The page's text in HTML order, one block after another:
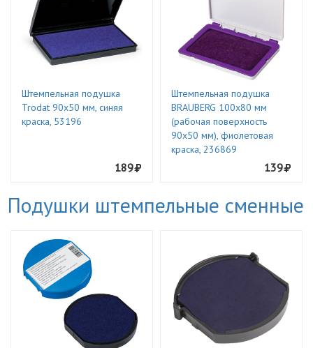
Штемпельная подушка
Trodat 90х50 мм, синяя
краска, 53196
189
Штемпельная подушка
BRAUBERG 100х80 мм
(рабочая поверхность
90х50 мм), фиолетовая
краска, 236869
139
Подушки штемпельные сменные